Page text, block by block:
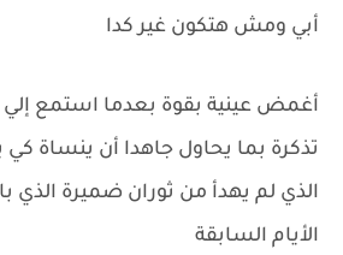
أبي ومش هتكون غير كدا
أغمض عينية بقوة بعدما استمع إلي
تذكرة بما يحاول جاهدا أن ينساة كي
الذي لم يهدأ من ثوران ضميرة الذي
الأيام السابقة